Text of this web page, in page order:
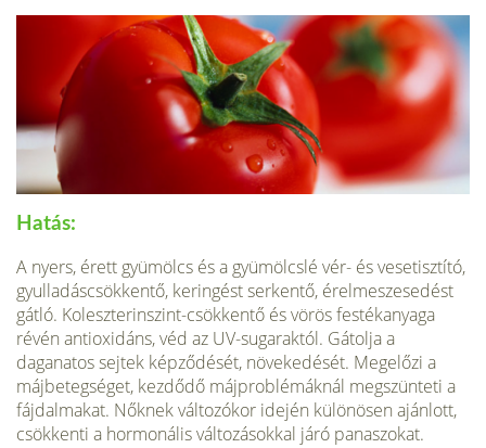
Hatás:
A nyers, érett gyümölcs és a gyümölcs­lé vér- és vesetisztító,
gyulladáscsökkentő, ke­ringést serkentő, érelmeszesedést
gátló. Ko­leszterinszint-csökkentő és vörös festékanyaga
révén antioxidáns, véd az UV-sugaraktól. Gátol­ja a
daganatos sejtek képződését, növekedését. Megelőzi a
májbetegséget, kezdődő májproblé­máknál megszünteti a
fájdalmakat. Nőknek vál­tozókor idején különösen ajánlott,
csökkenti a hormonális változásokkal járó panaszokat.